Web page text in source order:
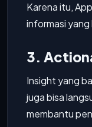
Karena itu,
informasi yang
3.
Insight yang
juga bisa
membantu